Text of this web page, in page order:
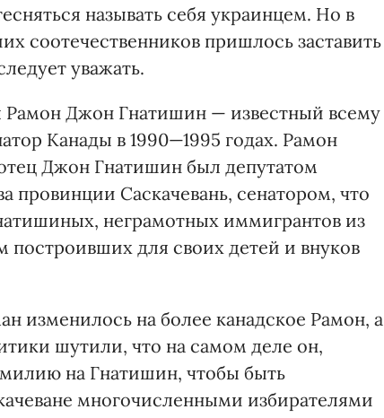
называть себя украинцем. Но в
соотечественников пришлось заставить
уважать.
Рамон Джон Гнатишин — известный всему
Канады в 1990—1995 годах. Рамон
Джон Гнатишин был депутатом
провинции Саскачевань, сенатором, что
неграмотных иммигрантов из
для своих детей и внуков
изменилось на более канадское Рамон, а
шутили, что на самом деле он,
на Гнатишин, чтобы быть
многочисленными избирателями